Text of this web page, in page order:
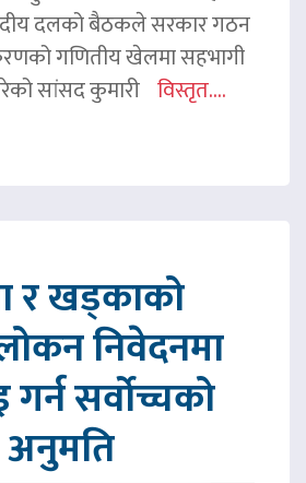
दलको बैठकले सरकार गठन
गणितीय खेलमा सहभागी
सांसद कुमारी विस्तृत....
र खड्काको
निवेदनमा
सर्वोच्चको
अनुमति